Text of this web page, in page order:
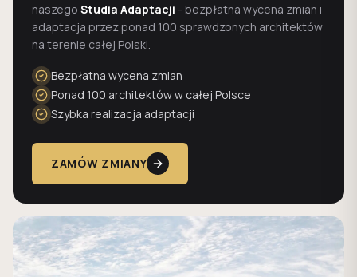
naszego Studia Adaptacji - bezpłatna wycena zmian i
adaptacja przez ponad 100 sprawdzonych architektów
na terenie całej Polski.
Bezpłatna wycena zmian
Ponad 100 architektów w całej Polsce
Szybka realizacja adaptacji
ZAMÓW ZMIANY